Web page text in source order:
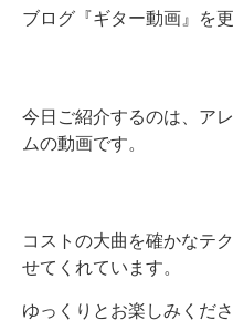
ブログ『ギター動画』を更
今日ご紹介するのは、ア
ムの動画です。
コストの大曲を確かなテ
せてくれています。
ゆっくりとお楽しみくださ